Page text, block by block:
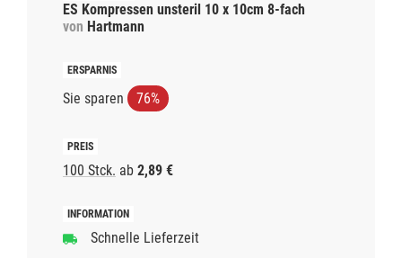
ES Kompressen unsteril 10 x 10cm 8-fach
von Hartmann
Sie sparen 76%
100 Stck. ab 2,89 €
Schnelle Lieferzeit